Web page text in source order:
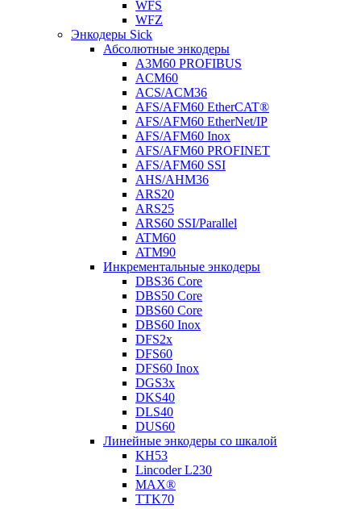
WFS
WFZ
Энкодеры Sick
Абсолютные энкодеры
A3M60 PROFIBUS
ACM60
ACS/ACM36
AFS/AFM60 EtherCAT®
AFS/AFM60 EtherNet/IP
AFS/AFM60 Inox
AFS/AFM60 PROFINET
AFS/AFM60 SSI
AHS/AHM36
ARS20
ARS25
ARS60 SSI/Parallel
ATM60
ATM90
Инкрементальные энкодеры
DBS36 Core
DBS50 Core
DBS60 Core
DBS60 Inox
DFS2x
DFS60
DFS60 Inox
DGS3x
DKS40
DLS40
DUS60
Линейные энкодеры со шкалой
KH53
Lincoder L230
MAX®
TTK70